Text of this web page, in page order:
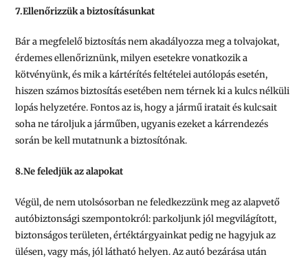
7.Ellenőrizzük a biztosításunkat
Bár a megfelelő biztosítás nem akadályozza meg a tolvajokat,
érdemes ellenőriznünk, milyen esetekre vonatkozik a
kötvényünk, és mik a kártérítés feltételei autólopás esetén,
hiszen számos biztosítás esetében nem térnek ki a kulcs nélküli
lopás helyzetére. Fontos az is, hogy a jármű iratait és kulcsait
soha ne tároljuk a járműben, ugyanis ezeket a kárrendezés
során be kell mutatnunk a biztosítónak.
8.Ne feledjük az alapokat
Végül, de nem utolsósorban ne feledkezzünk meg az alapvető
autóbiztonsági szempontokról: parkoljunk jól megvilágított,
biztonságos területen, értéktárgyainkat pedig ne hagyjuk az
ülésen, vagy más, jól látható helyen. Az autó bezárása után